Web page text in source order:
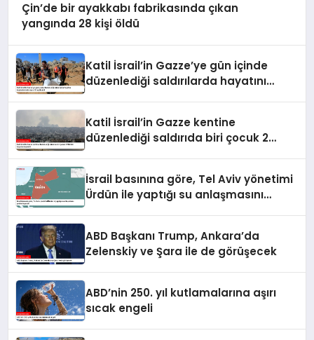
Çin’de bir ayakkabı fabrikasında çıkan
yangında 28 kişi öldü
Katil İsrail’in Gazze’ye gün içinde
düzenlediği saldırılarda hayatını
Katil İsrail’in Gazze kentine
düzenlediği saldırıda biri çocuk 2
İsrail basınına göre, Tel Aviv yönetimi
Ürdün ile yaptığı su anlaşmasını
ABD Başkanı Trump, Ankara’da
Zelenskiy ve Şara ile de görüşecek
ABD’nin 250. yıl kutlamalarına aşırı
sıcak engeli